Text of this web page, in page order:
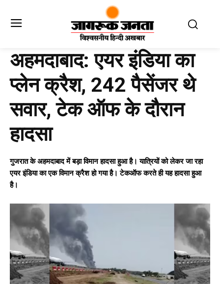
अहमदाबाद: एयर इंडिया का
प्लेन क्रैश, 242 पैसेंजर थे
सवार, टेक ऑफ के दौरान
हादसा
गुजरात के अहमदाबाद में बड़ा विमान हादसा हुआ है। यात्रियों को लेकर जा रहा
एयर इंडिया का एक विमान क्रैश हो गया है। टेकऑफ करते ही यह हादसा हुआ
है।